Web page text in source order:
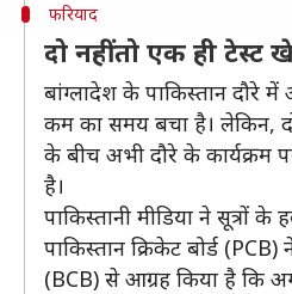
फरियाद
दो नहीं तो एक ही टेस्ट
बांग्लादेश के पाकिस्तान दौरे
कम का समय बचा है। लेकिन,
के बीच अभी दौरे के कार्यक्रम
है।
पाकिस्तानी मीडिया ने सूत्रों
पाकिस्तान क्रिकेट बोर्ड (PCB)
(BCB) से आग्रह किया है कि